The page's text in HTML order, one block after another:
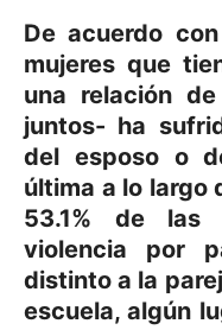
De acuerdo
mujeres que
una relación
juntos- ha
del esposo o
última a lo largo
53.1% de las
violencia por
distinto a la
escuela, algún